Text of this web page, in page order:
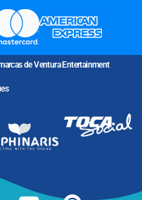
de Ventura Entertainment